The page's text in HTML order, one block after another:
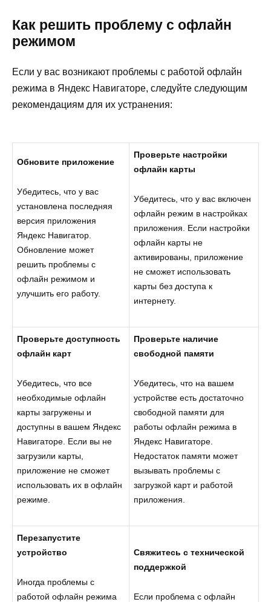
Как решить проблему с офлайн
режимом
Если у вас возникают проблемы с работой офлайн
режима в Яндекс Навигаторе, следуйте следующим
рекомендациям для их устранения:
Обновите приложение
Убедитесь, что у вас
установлена последняя
версия приложения
Яндекс Навигатор.
Обновление может
решить проблемы с
офлайн режимом и
улучшить его работу.
Проверьте настройки
офлайн карты
Убедитесь, что у вас включен
офлайн режим в настройках
приложения. Если настройки
офлайн карты не
активированы, приложение
не сможет использовать
карты без доступа к
интернету.
Проверьте доступность
офлайн карт
Убедитесь, что все
необходимые офлайн
карты загружены и
доступны в вашем Яндекс
Навигаторе. Если вы не
загрузили карты,
приложение не сможет
использовать их в офлайн
режиме.
Проверьте наличие
свободной памяти
Убедитесь, что на вашем
устройстве есть достаточно
свободной памяти для
работы офлайн режима в
Яндекс Навигаторе.
Недостаток памяти может
вызывать проблемы с
загрузкой карт и работой
приложения.
Перезапустите
устройство
Иногда проблемы с
работой офлайн режима
Свяжитесь с технической
поддержкой
Если проблема с офлайн